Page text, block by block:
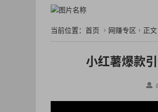
当前位置： 首页  网赚专区  正文
小红薯爆款
